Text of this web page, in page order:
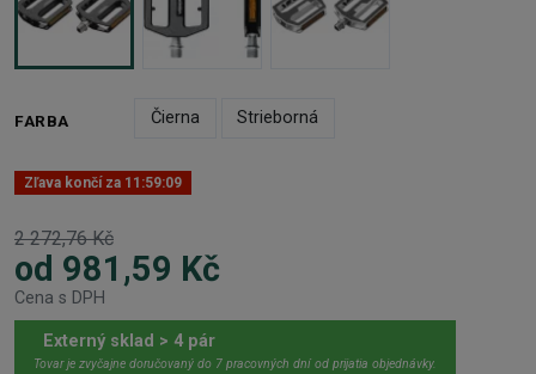
FARBA Čierna Strieborná
Zľava končí za 11:59:09
2 272,76 Kč
od 981,59 Kč
Cena s DPH
Externý sklad > 4 pár
Tovar je zvyčajne doručovaný do 7 pracovných dní od prijatia objednávky.